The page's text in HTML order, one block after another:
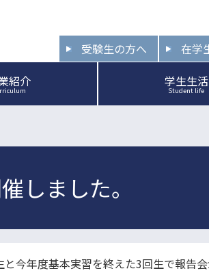
受験生の方へ 在学
紹介 学生生活
Student life
しました。
今年度基本実習を終えた3回生で報告会